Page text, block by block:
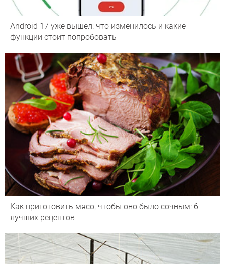
Android 17 уже вышел: что изменилось и какие
функции стоит попробовать
Как приготовить мясо, чтобы оно было сочным: 6
лучших рецептов